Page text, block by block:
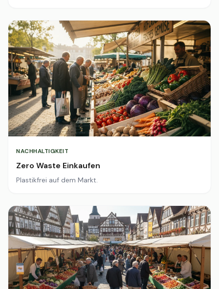
NACHHALTIGKEIT
Zero Waste Einkaufen
Plastikfrei auf dem Markt.